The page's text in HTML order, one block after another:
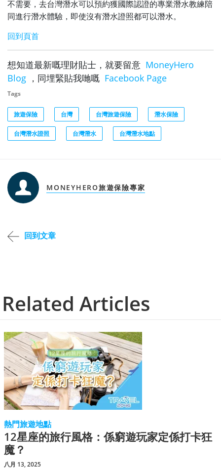
不需要，去台灣潛水可以預約獲國際認證的專業潛水教練陪
同進行潛水體驗，即使沒有潛水證照都可以潛水。
回到頁首
想知道最新嘅理財貼士，就要留意 MoneyHero
Blog ，同埋緊貼我哋嘅 Facebook Page
Tags
旅遊保險 台灣 台灣旅遊保險 潛水保險
台灣潛水證照 台灣潛水 台灣潛水地點
MONEYHERO旅遊保險專家
回到文章
Related Articles
熱門旅遊地點
12星座的旅行風格：係窮遊玩家定係打卡狂
魔？
八月 13, 2025